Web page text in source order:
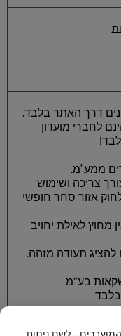
דרך האתר בלבד.
לחברי מועדון
ממע"מ.
צריכה ושימוש
אזור סחר חופשי
מחוץ לאילת יחויב
בע”מ